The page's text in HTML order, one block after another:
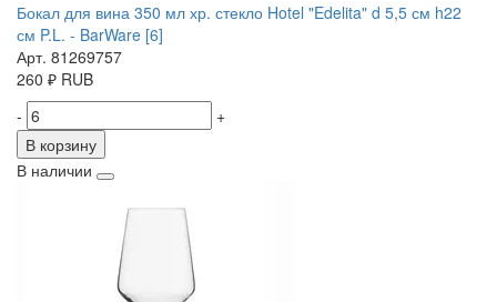
Бокал для вина 350 мл хр. стекло Hotel "Edelita" d 5,5 см h22
см P.L. - BarWare [6]
Арт. 81269757
260 ₽ RUB
-
+
В корзину
В наличии